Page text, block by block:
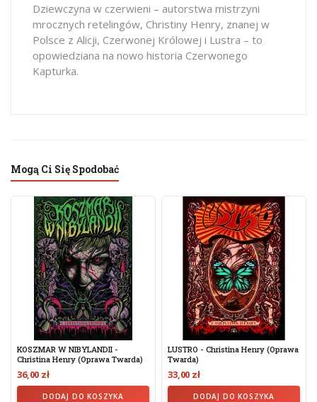
Dziewczyna w czerwieni – autorstwa mistrzyni
mrocznych retelingów, Christiny Henry, znanej w
Polsce z Alicji, Czerwonej Królowej i Lustra – to
opowiedziana na nowo historia Czerwonego
Kapturka.
Mogą Ci Się Spodobać
KOSZMAR W NIBYLANDII -
Christina Henry (oprawa Twarda)
36,00 zł
DODAJ DO KOSZYKA
LUSTRO - Christina Henry (oprawa
Twarda)
33,00 zł
DODAJ DO KOSZYKA